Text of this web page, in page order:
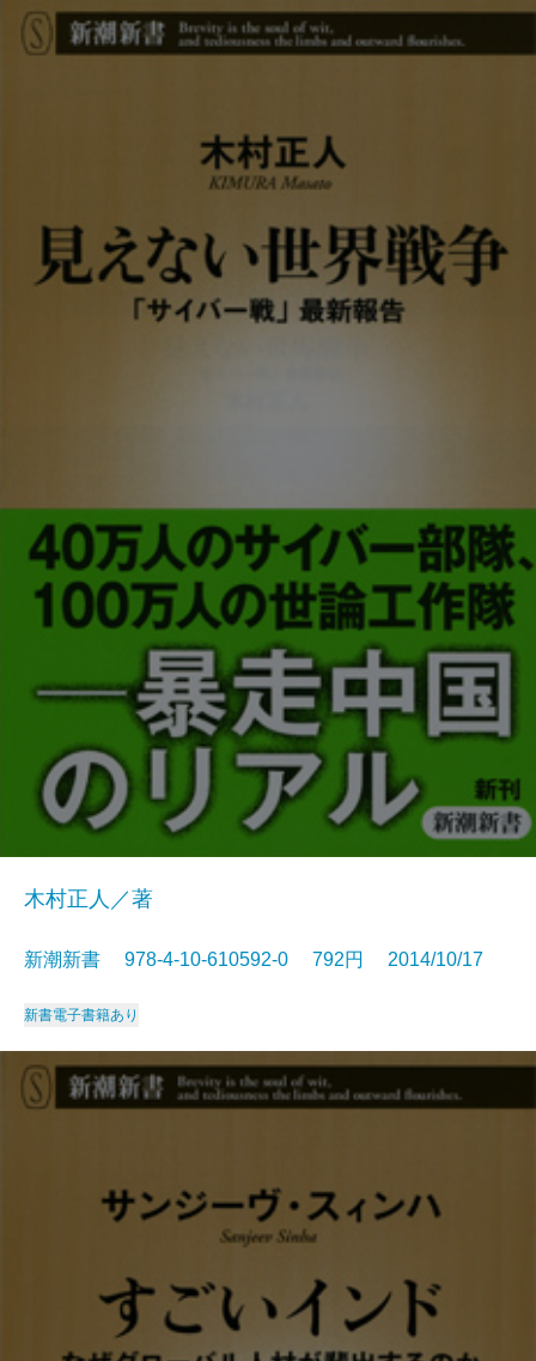
木村正人／著
新潮新書 978-4-10-610592-0 792円 2014/10/17
新書電子書籍あり